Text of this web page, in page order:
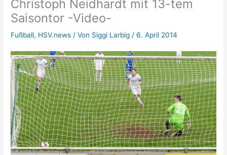
Christoph Neidhardt mit 13-tem
Saisontor -Video-
Fußball, HSV.news / Von Siggi Larbig /6. April 2014